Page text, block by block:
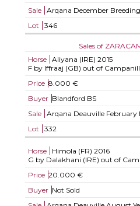
Sale
Arqana December
Lot
346
Sales of
Horse
Aliyana (IRE) 2015
F by Iffraaj (GB) out of
Price 8.000 €
Buyer Blandford BS
Sale
Arqana Deauville February
Lot
332
Horse Himola (FR) 2016
G by Dalakhani (IRE) out of
Price 20.000 €
Buyer Not Sold